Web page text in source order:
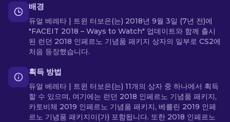
배경
듀얼 베레타 | 트윈 터보은(는) 2018년 9월 3일 (7년 전)에
"FACEIT 2018 – Ways to Watch" 업데이트와 함께 출시
된 런던 2018 인페르노 기념품 패키지 상자의 일부로 CS2에
처음 등장했습니다.
획득 방법
듀얼 베레타 | 트윈 터보은(는) 11개의 상자 중 하나에서 획득
할 수 있으며, 여기에는 런던 2018 인페르노 기념품 패키지,
카토비체 2019 인페르노 기념품 패키지, 베를린 2019 인페
르노 기념품 패키지이(가) 포함됩니다. 또한 2018 인페르노